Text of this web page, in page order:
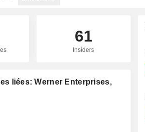
61
Insiders
liées: Werner Enterprises,